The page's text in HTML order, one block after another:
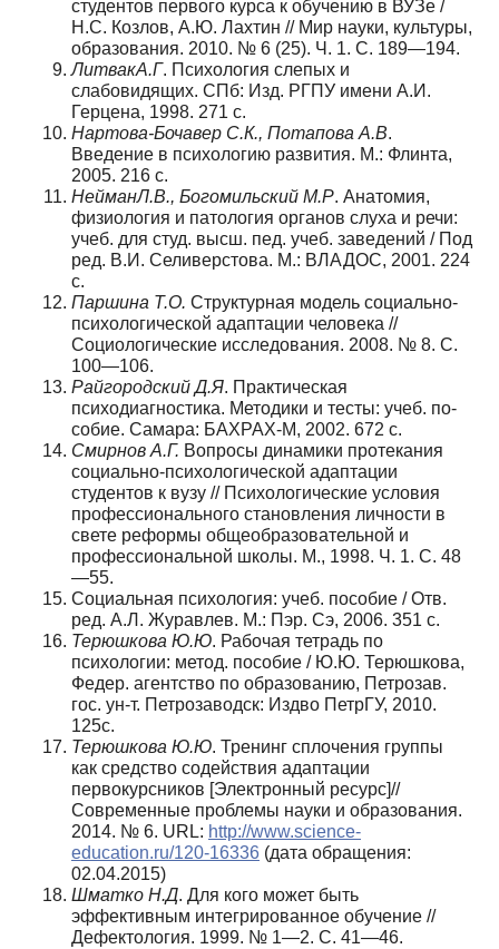
студентов первого курса к обучению в ВУЗе /
Н.С. Козлов, А.Ю. Лах­тин // Мир науки, культуры,
образования. 2010. № 6 (25). Ч. 1. С. 189—194.
ЛитвакА.Г. Психология слепых и
слабовидящих. СПб: Изд. РГПУ имени А.И.
Герцена, 1998. 271 с.
Нартова-Бочавер С.К., Потапова А.В.
Введение в психологию развития. М.: Флинта,
2005. 216 c.
НейманЛ.В., Богомильский М.Р. Анатомия,
физиология и патология органов слу­ха и речи:
учеб. для студ. высш. пед. учеб. заведений / Под
ред. В.И. Селиверстова. М.: ВЛАДОС, 2001. 224
с.
Паршина Т.О. Структурная модель социально-
психологической адаптации чело­века //
Социологические исследования. 2008. № 8. С.
100—106.
Райгородский Д.Я. Практическая
психодиагностика. Методики и тесты: учеб. по­
собие. Самара: БАХРАХ-М, 2002. 672 c.
Смирнов А.Г. Вопросы динамики протекания
социально-психологической адап­тации
студентов к вузу // Психологические условия
профессионального становле­ния личности в
свете реформы общеобразовательной и
профессиональной школы. М., 1998. Ч. 1. С. 48
—55.
Социальная психология: учеб. пособие / Отв.
ред. А.Л. Журавлев. М.: Пэр. Сэ, 2006. 351 с.
Терюшкова Ю.Ю. Рабочая тетрадь по
психологии: метод. пособие / Ю.Ю. Те­рюшкова,
Федер. агентство по образованию, Петрозав.
гос. ун-т. Петрозаводск: Изд­во ПетрГУ, 2010.
125с.
Терюшкова Ю.Ю. Тренинг сплочения группы
как средство содействия адаптации
первокурсников [Электронный ресурс]//
Современные проблемы науки и образо­вания.
2014. № 6. URL: http://www.science-
education.ru/120-16336 (дата обращения:
02.04.2015)
Шматко Н.Д. Для кого может быть
эффективным интегрированное обучение //
Дефектология. 1999. № 1—2. С. 41—46.